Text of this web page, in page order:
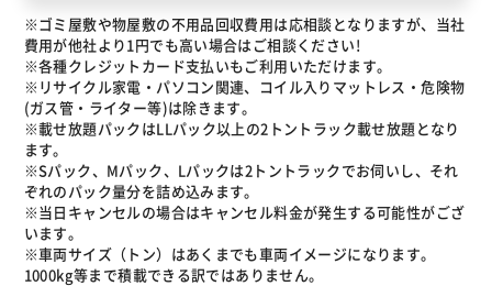
※ゴミ屋敷や物屋敷の不用品回収費用は応相談となりますが、当社
費用が他社より1円でも高い場合はご相談ください!
※各種クレジットカード支払いもご利用いただけます。
※リサイクル家電・パソコン関連、コイル入りマットレス・危険物
(ガス管・ライター等)は除きます。
※載せ放題パックはLLパック以上の2トントラック載せ放題となり
ます。
※Sパック、Mパック、Lパックは2トントラックでお伺いし、それ
ぞれのパック量分を詰め込みます。
※当日キャンセルの場合はキャンセル料金が発生する可能性がござ
います。
※車両サイズ（トン）はあくまでも車両イメージになります。
1000kg等まで積載できる訳ではありません。